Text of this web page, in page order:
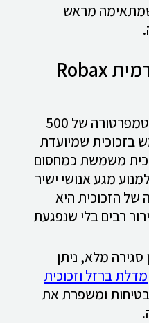
שמתאימה מראש
בטיחות: זכוכית קרמית Robax
בזמן בערה הקמין מגיע לטמפרטורה של 500
בזכוכית שמיועדת
משמשת כמחסום
מגע אנושי ישיר
של הזכוכית היא
רבים בלי שנפגעת
מלא, ניתן
מדלת ברזל וזכוכית
ומשפרת את